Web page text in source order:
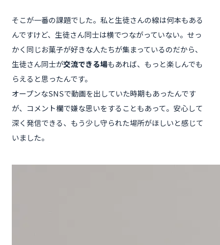
そこが一番の課題でした。私と生徒さんの線は何本もある
んですけど、生徒さん同士は横でつながっていない。せっ
かく同じお菓子が好きな人たちが集まっているのだから、
生徒さん同士が交流できる場もあれば、もっと楽しんでも
らえると思ったんです。
オープンなSNSで動画を出していた時期もあったんです
が、コメント欄で嫌な思いをすることもあって。安心して
深く発信できる、もう少し守られた場所がほしいと感じて
いました。